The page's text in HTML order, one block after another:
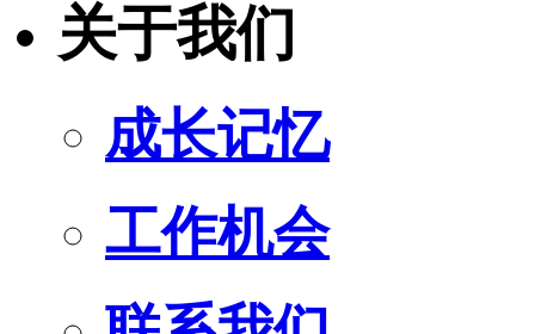
关于我们
成长记忆
工作机会